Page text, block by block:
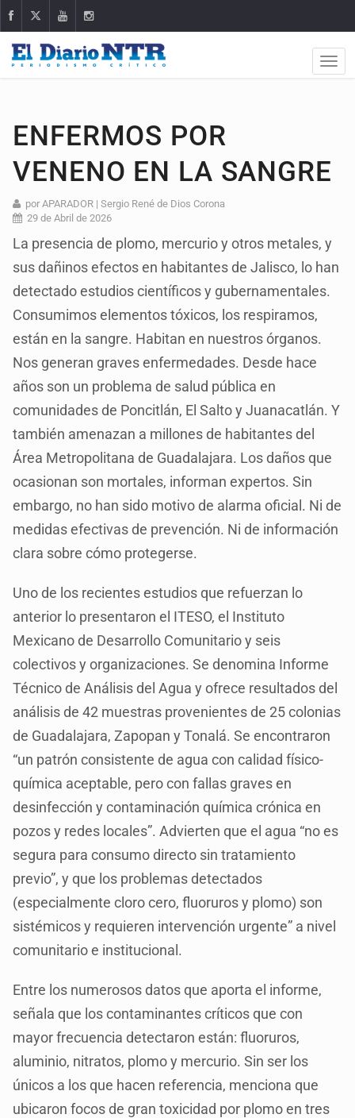
ENFERMOS POR
VENENO EN LA SANGRE
por APARADOR | Sergio René de Dios Corona
29 de Abril de 2026
La presencia de plomo, mercurio y otros metales, y
sus dañinos efectos en habitantes de Jalisco, lo han
detectado estudios científicos y gubernamentales.
Consumimos elementos tóxicos, los respiramos,
están en la sangre. Habitan en nuestros órganos.
Nos generan graves enfermedades. Desde hace
años son un problema de salud pública en
comunidades de Poncitlán, El Salto y Juanacatlán. Y
también amenazan a millones de habitantes del
Área Metropolitana de Guadalajara. Los daños que
ocasionan son mortales, informan expertos. Sin
embargo, no han sido motivo de alarma oficial. Ni de
medidas efectivas de prevención. Ni de información
clara sobre cómo protegerse.
Uno de los recientes estudios que refuerzan lo
anterior lo presentaron el ITESO, el Instituto
Mexicano de Desarrollo Comunitario y seis
colectivos y organizaciones. Se denomina Informe
Técnico de Análisis del Agua y ofrece resultados del
análisis de 42 muestras provenientes de 25 colonias
de Guadalajara, Zapopan y Tonalá. Se encontraron
“un patrón consistente de agua con calidad físico-
química aceptable, pero con fallas graves en
desinfección y contaminación química crónica en
pozos y redes locales”. Advierten que el agua “no es
segura para consumo directo sin tratamiento
previo”, y que los problemas detectados
(especialmente cloro cero, fluoruros y plomo) son
sistémicos y requieren intervención urgente” a nivel
comunitario e institucional.
Entre los numerosos datos que aporta el informe,
señala que los contaminantes críticos que con
mayor frecuencia detectaron están: fluoruros,
aluminio, nitratos, plomo y mercurio. Sin ser los
únicos a los que hacen referencia, menciona que
ubicaron focos de gran toxicidad por plomo en tres